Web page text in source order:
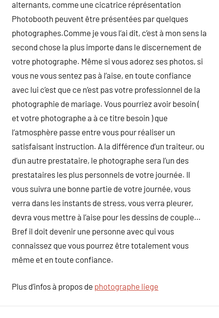
alternants, comme une cicatrice réprésentation
Photobooth peuvent être présentées par quelques
photographes.Comme je vous l’ai dit, c’est à mon sens la
second chose la plus importe dans le discernement de
votre photographe. Même si vous adorez ses photos, si
vous ne vous sentez pas à l’aise, en toute confiance
avec lui c’est que ce n’est pas votre professionnel de la
photographie de mariage. Vous pourriez avoir besoin (
et votre photographe a à ce titre besoin ) que
l’atmosphère passe entre vous pour réaliser un
satisfaisant instruction. A la différence d’un traiteur, ou
d’un autre prestataire, le photographe sera l’un des
prestataires les plus personnels de votre journée. Il
vous suivra une bonne partie de votre journée, vous
verra dans les instants de stress, vous verra pleurer,
devra vous mettre à l’aise pour les dessins de couple…
Bref il doit devenir une personne avec qui vous
connaissez que vous pourrez être totalement vous
même et en toute confiance.
Plus d’infos à propos de photographe liege